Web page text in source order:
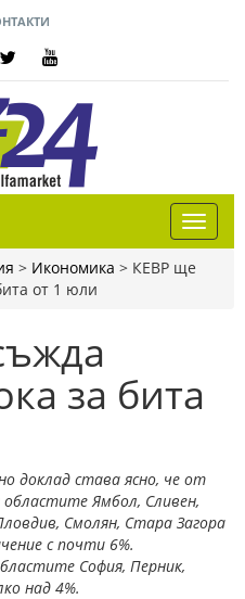
> Икономика > КЕВР ще
от 1 юли
за бита
доклад става ясно, че от
Ямбол, Сливен,
Смолян, Стара Загора
с почти 6%.
София, Перник,
над 4%.